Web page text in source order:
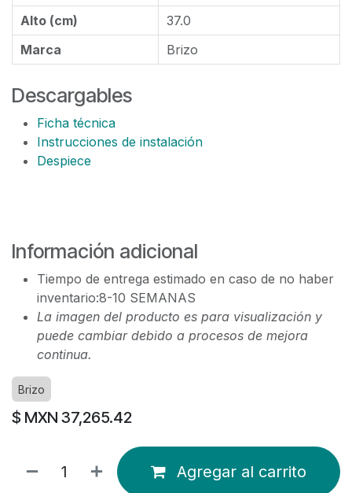
Alto (cm)
37.0
Marca
Brizo
Descargables
Ficha técnica
Instrucciones de instalación
Despiece
Información adicional
Tiempo de entrega estimado en caso de no haber
inventario:8-10 SEMANAS
La imagen del producto es para visualización y
puede cambiar debido a procesos de mejora
continua.
Brizo
$ MXN 37,265.42
Agregar al carrito